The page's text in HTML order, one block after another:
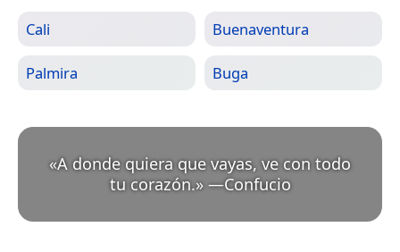
Cali Buenaventura
Palmira Buga
«A donde quiera que vayas, ve con todo
tu corazón.» —Confucio